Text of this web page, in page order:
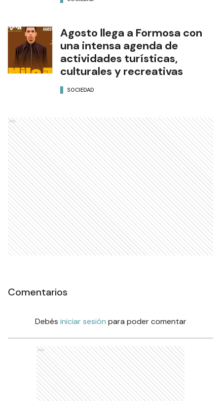
Agosto llega a Formosa con
una intensa agenda de
actividades turísticas,
culturales y recreativas
SOCIEDAD
Ads
Comentarios
Debés iniciar sesión para poder comentar
Ads